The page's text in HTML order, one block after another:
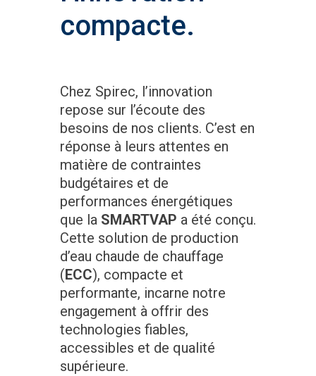
compacte.
Chez Spirec, l’innovation
repose sur l’écoute des
besoins de nos clients. C’est en
réponse à leurs attentes en
matière de contraintes
budgétaires et de
performances énergétiques
que la SMARTVAP a été conçu.
Cette solution de production
d’eau chaude de chauffage
(ECC), compacte et
performante, incarne notre
engagement à offrir des
technologies fiables,
accessibles et de qualité
supérieure.